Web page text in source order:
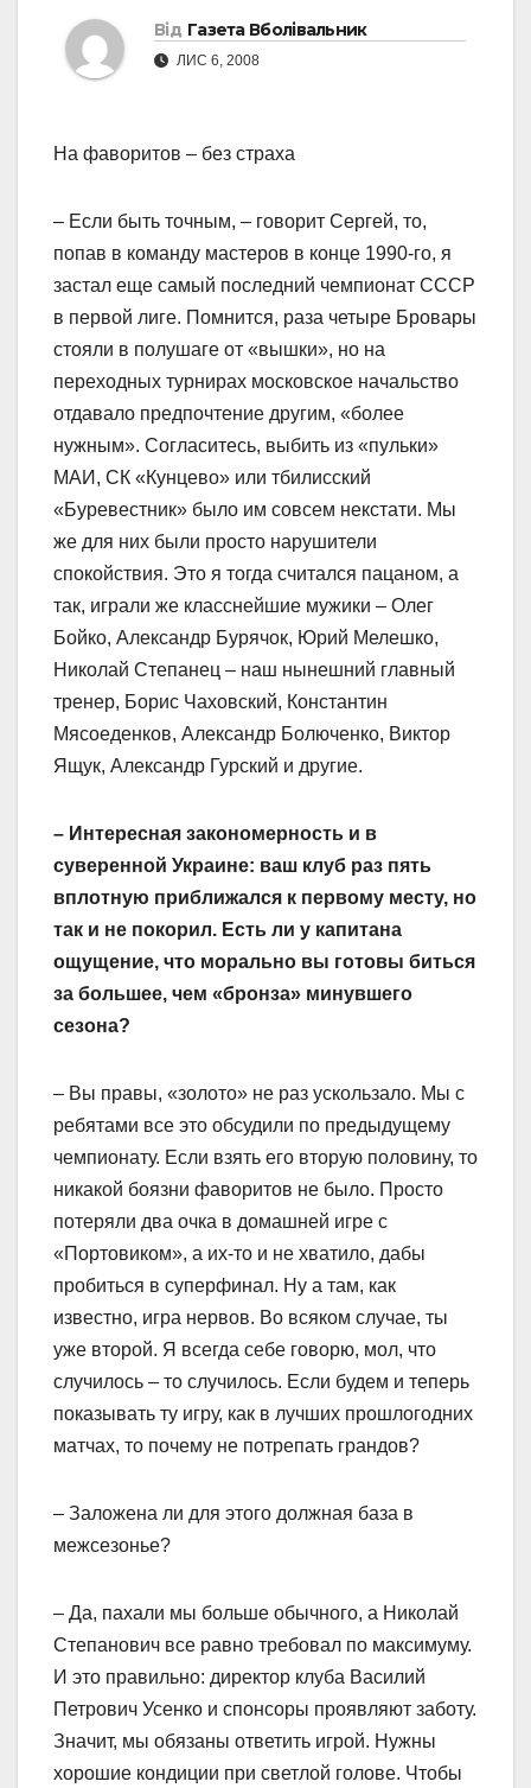
Від Газета Вболівальник
ЛИС 6, 2008
На фаворитов – без страха
– Если быть точным, – говорит Сергей, то,
попав в команду мастеров в конце 1990-го, я
застал еще самый последний чемпионат СССР
в первой лиге. Помнится, раза четыре Бровары
стояли в полушаге от «вышки», но на
переходных турнирах московское начальство
отдавало предпочтение другим, «более
нужным». Согласитесь, выбить из «пульки»
МАИ, СК «Кунцево» или тбилисский
«Буревестник» было им совсем некстати. Мы
же для них были просто нарушители
спокойствия. Это я тогда считался пацаном, а
так, играли же класснейшие мужики – Олег
Бойко, Александр Бурячок, Юрий Мелешко,
Николай Степанец – наш нынешний главный
тренер, Борис Чаховский, Константин
Мясоеденков, Александр Болюченко, Виктор
Ящук, Александр Гурский и другие.
– Интересная закономерность и в
суверенной Украине: ваш клуб раз пять
вплотную приближался к первому месту, но
так и не покорил. Есть ли у капитана
ощущение, что морально вы готовы биться
за большее, чем «бронза» минувшего
сезона?
– Вы правы, «золото» не раз ускользало. Мы с
ребятами все это обсудили по предыдущему
чемпионату. Если взять его вторую половину, то
никакой боязни фаворитов не было. Просто
потеряли два очка в домашней игре с
«Портовиком», а их-то и не хватило, дабы
пробиться в суперфинал. Ну а там, как
известно, игра нервов. Во всяком случае, ты
уже второй. Я всегда себе говорю, мол, что
случилось – то случилось. Если будем и теперь
показывать ту игру, как в лучших прошлогодних
матчах, то почему не потрепать грандов?
– Заложена ли для этого должная база в
межсезонье?
– Да, пахали мы больше обычного, а Николай
Степанович все равно требовал по максимуму.
И это правильно: директор клуба Василий
Петрович Усенко и спонсоры проявляют заботу.
Значит, мы обязаны ответить игрой. Нужны
хорошие кондиции при светлой голове. Чтобы